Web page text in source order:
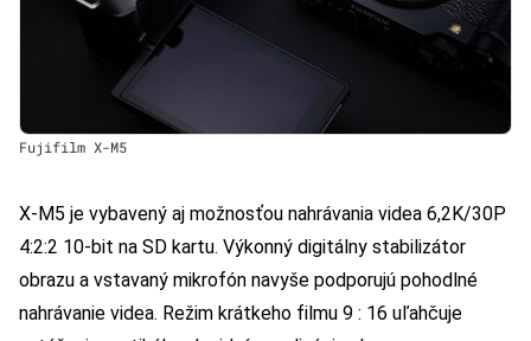
Fujifilm X-M5
X-M5 je vybavený aj možnosťou nahrávania videa 6,2K/30P
4:2:2 10-bit na SD kartu. Výkonný digitálny stabilizátor
obrazu a vstavaný mikrofón navyše podporujú pohodlné
nahrávanie videa. Režim krátkeho filmu 9 : 16 uľahčuje